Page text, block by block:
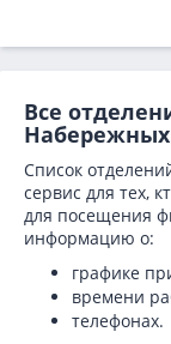
Все
Список
сервис для тех,
для посещения
информацию о:
графике
времени
телефонах.